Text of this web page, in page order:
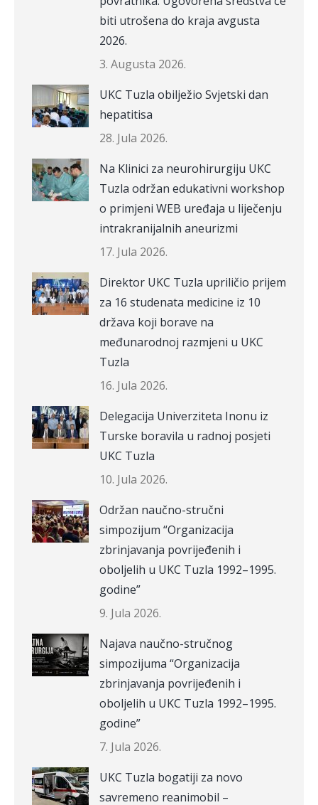
biti utrošena do kraja avgusta
2026.
3. Augusta 2026.
UKC Tuzla obilježio Svjetski dan
hepatitisa
28. Jula 2026.
Na Klinici za neurohirurgiju UKC
Tuzla održan edukativni workshop
o primjeni WEB uređaja u liječenju
intrakranijalnih aneurizmi
17. Jula 2026.
Direktor UKC Tuzla upriličio prijem
za 16 studenata medicine iz 10
država koji borave na
međunarodnoj razmjeni u UKC
Tuzla
16. Jula 2026.
Delegacija Univerziteta Inonu iz
Turske boravila u radnoj posjeti
UKC Tuzla
10. Jula 2026.
Održan naučno-stručni
simpozijum “Organizacija
zbrinjavanja povrijeđenih i
oboljelih u UKC Tuzla 1992–1995.
godine”
9. Jula 2026.
Najava naučno-stručnog
simpozijuma “Organizacija
zbrinjavanja povrijeđenih i
oboljelih u UKC Tuzla 1992–1995.
godine”
7. Jula 2026.
UKC Tuzla bogatiji za novo
savremeno reanimobil –